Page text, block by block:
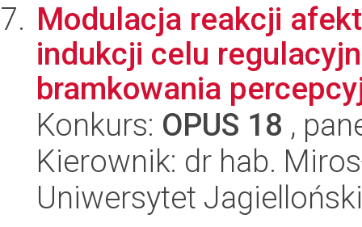
Modulacja reakcji
indukcji celu
bramkowania
Konkurs: OPUS 18 ,
Kierownik: dr hab.
Uniwersytet